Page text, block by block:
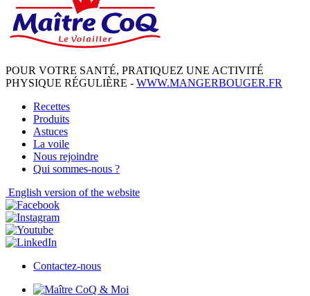
Messenger
POUR VOTRE SANTÉ, PRATIQUEZ UNE ACTIVITÉ
PHYSIQUE RÉGULIÈRE - WWW.MANGERBOUGER.FR
Recettes
Produits
Astuces
La voile
Nous rejoindre
Qui sommes-nous ?
English version of the website
Contactez-nous